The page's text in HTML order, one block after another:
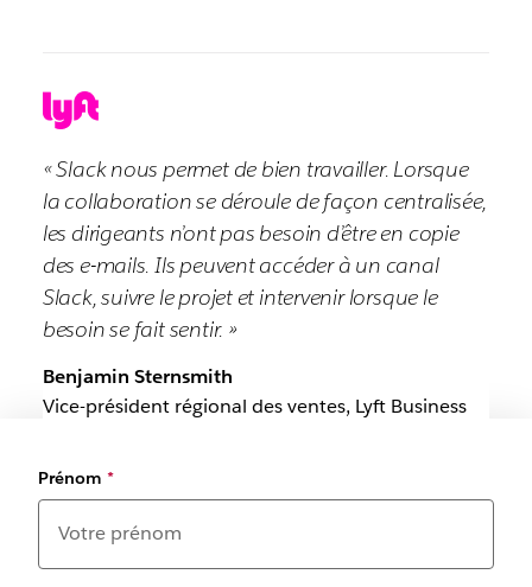
« Slack nous permet de bien travailler. Lorsque
la collaboration se déroule de façon centralisée,
les dirigeants n’ont pas besoin d’être en copie
des e-mails. Ils peuvent accéder à un canal
Slack, suivre le projet et intervenir lorsque le
besoin se fait sentir. »
Benjamin Sternsmith
Vice-président régional des ventes, Lyft Business
Prénom *